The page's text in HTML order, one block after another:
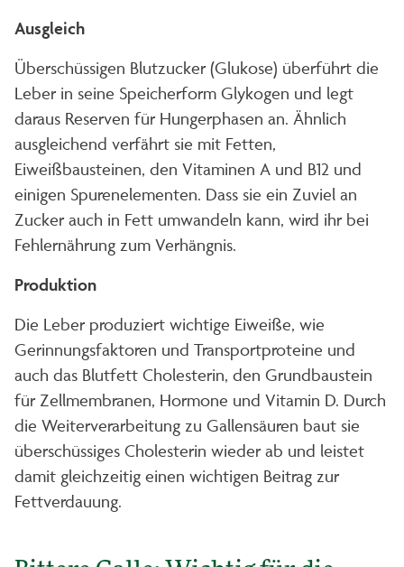
Ausgleich
Überschüssigen Blutzucker (Glukose) überführt die
Leber in seine Speicherform Glykogen und legt
daraus Reserven für Hungerphasen an. Ähnlich
ausgleichend verfährt sie mit Fetten,
Eiweißbausteinen, den Vitaminen A und B12 und
einigen Spurenelementen. Dass sie ein Zuviel an
Zucker auch in Fett umwandeln kann, wird ihr bei
Fehlernährung zum Verhängnis.
Produktion
Die Leber produziert wichtige Eiweiße, wie
Gerinnungsfaktoren und Transportproteine und
auch das Blutfett Cholesterin, den Grundbaustein
für Zellmembranen, Hormone und Vitamin D. Durch
die Weiterverarbeitung zu Gallensäuren baut sie
überschüssiges Cholesterin wieder ab und leistet
damit gleichzeitig einen wichtigen Beitrag zur
Fettverdauung.